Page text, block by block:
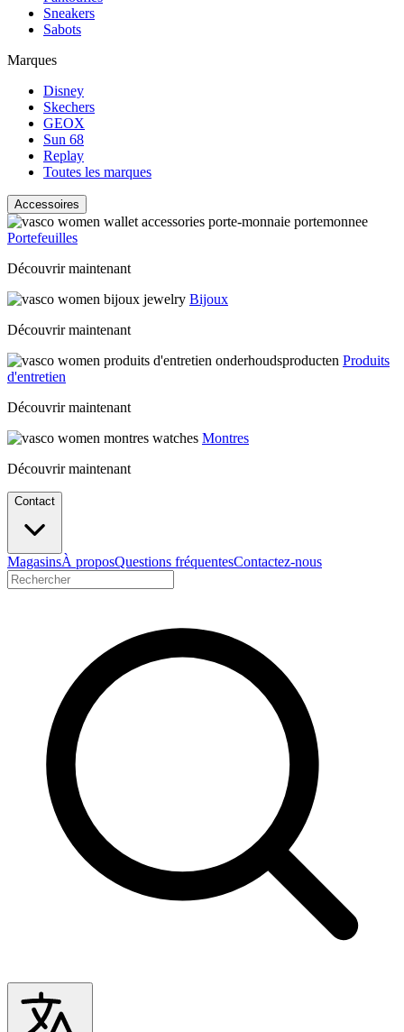
Sneakers
Sabots
Marques
Disney
Skechers
GEOX
Sun 68
Replay
Toutes les marques
Accessoires
Portefeuilles
Découvrir maintenant
Bijoux
Découvrir maintenant
Produits
d'entretien
Découvrir maintenant
Montres
Découvrir maintenant
Contact
MagasinsÀ proposQuestions fréquentesContactez-nous